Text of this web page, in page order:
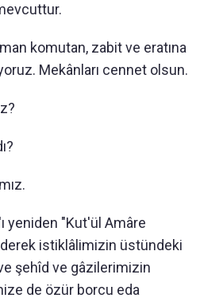
komutan, zabit ve eratına
Mekânları cennet olsun.
yeniden "Kut'ül Amâre
istiklâlimizin üstündeki
şehîd ve gâzilerimizin
de özür borcu eda